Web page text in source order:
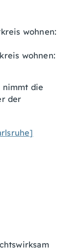
wohnen:
wohnen:
nimmt die
der